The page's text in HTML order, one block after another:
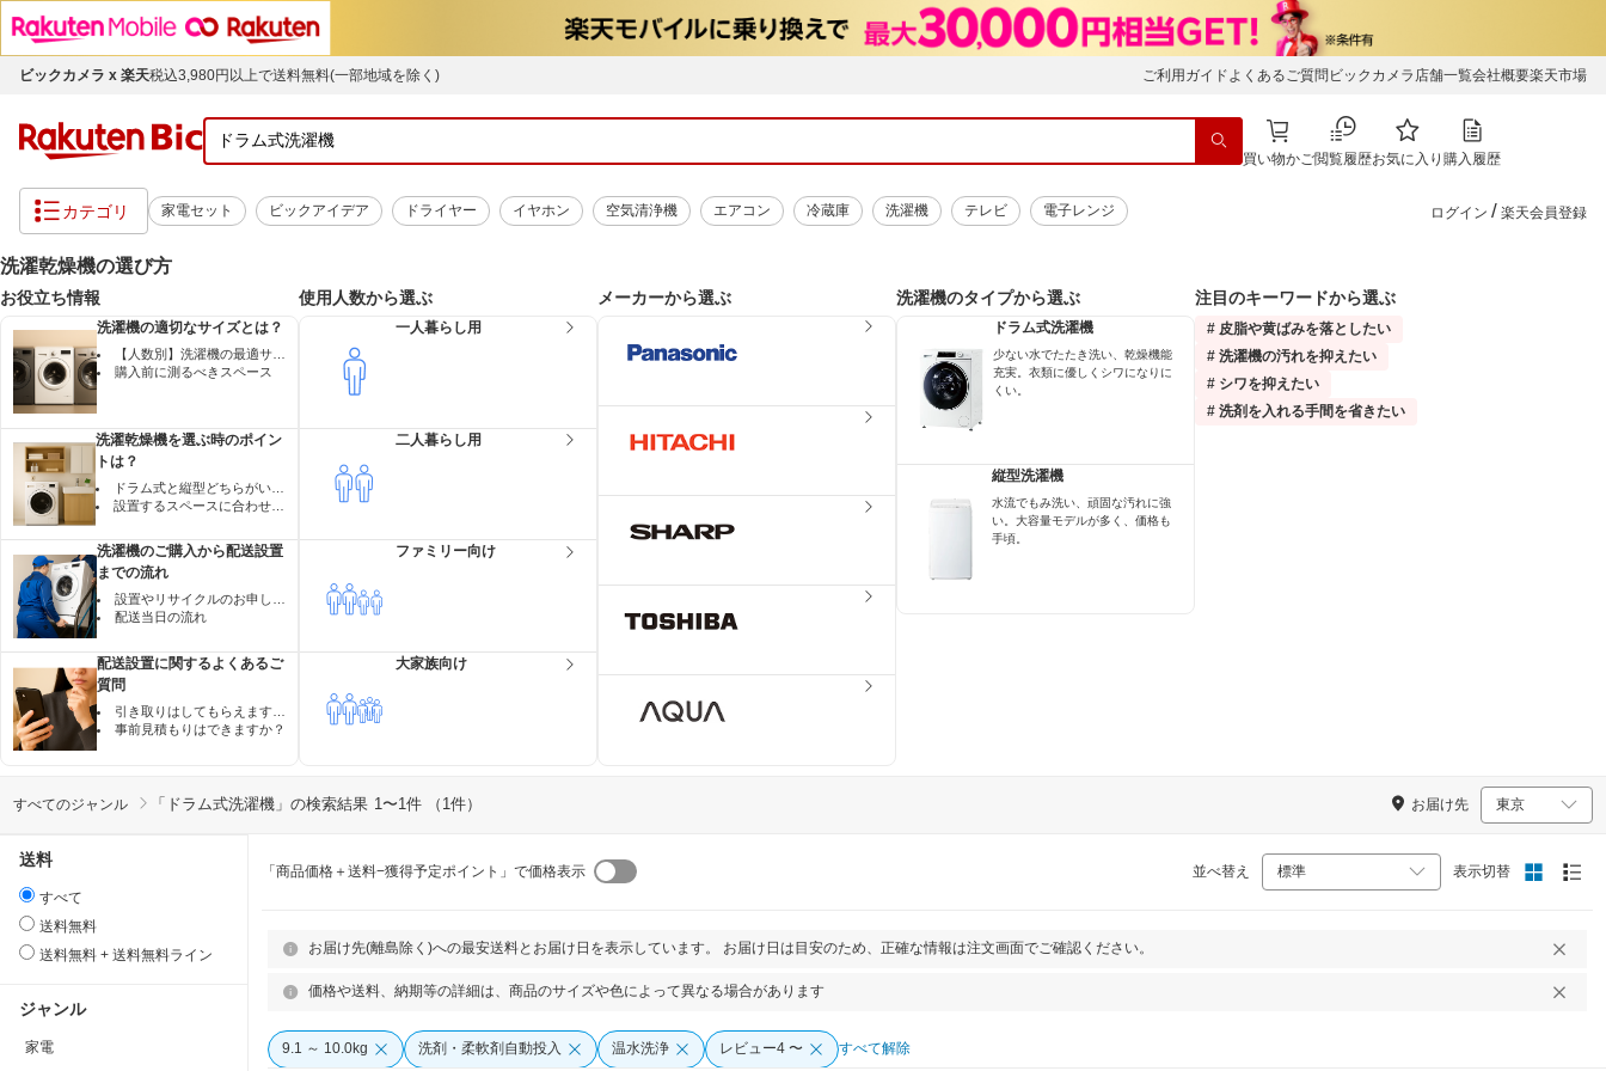
ビックカメラ x 楽天税込3,980円以上で送料無料(一部地域を除く) ご利用ガイド よくあるご質問 ビックカメラ店舗一覧会社概要楽天市場
買い物かご閲覧履歴お気に入り 購入履歴
カテゴリ 家電セット ビックアイデア ドライヤー イヤホン 空気清浄機 エアコン 冷蔵庫 洗濯機 テレビ 電子レンジ ログイン / 楽天会員登録
洗濯乾燥機の選び方
お役立ち情報
洗濯機の適切なサイズとは？
【人数別】洗濯機の最適サイズ・目安一覧表
購入前に測るべきスペース
洗濯乾燥機を選ぶ時のポイン
トは？
ドラム式と縦型どちらがいい？
設置するスペースに合わせて選ぶ
洗濯機のご購入から配送設置
までの流れ
設置やリサイクルのお申し込みの流れ
配送当日の流れ
配送設置に関するよくあるご
質問
引き取りはしてもらえますか？
事前見積もりはできますか？
使用人数から選ぶ
一人暮らし用
二人暮らし用
ファミリー向け
大家族向け
メーカーから選ぶ 洗濯機のタイプから選ぶ
ドラム式洗濯機
少ない水でたたき洗い、乾燥機能
充実。衣類に優しくシワになりに
くい。
縦型洗濯機
水流でもみ洗い、頑固な汚れに強
い。大容量モデルが多く、価格も
手頃。
注目のキーワードから選ぶ
# 皮脂や黄ばみを落としたい
# 洗濯機の汚れを抑えたい
# シワを抑えたい
# 洗剤を入れる手間を省きたい
すべてのジャンル 「 ドラム式洗濯機 」の検索結果 1〜1件 （1件） お届け先
送料
すべて
送料無料
送料無料 + 送料無料ライン
ジャンル
家電
「商品価格＋送料−獲得予定ポイント」で価格表示 並べ替え 表示切替
お届け先(離島除く)への最安送料とお届け日を表示しています。 お届け日は目安のため、正確な情報は注文画面でご確認ください。
価格や送料、納期等の詳細は、商品のサイズや色によって異なる場合があります
9.1 ～ 10.0kg 洗剤・柔軟剤自動投入 温水洗浄 レビュー4 〜 すべて解除